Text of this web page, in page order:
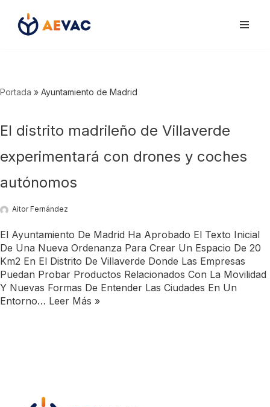
Saltar
Portada » Ayuntamiento de Madrid
El distrito madrileño de Villaverde
experimentará con drones y coches
autónomos
Aitor Fernández
El Ayuntamiento De Madrid Ha Aprobado El Texto Inicial
De Una Nueva Ordenanza Para Crear Un Espacio De 20
Km2 En El Distrito De Villaverde Donde Las Empresas
Puedan Probar Productos Relacionados Con La Movilidad
Y Nuevas Formas De Entender Las Ciudades En Un
Entorno… Leer Más »